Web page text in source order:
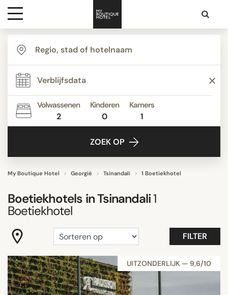
Bestemmingen
Hoteltypes
Contact
Volwassenen
2
Kinderen
0
Kamers
1
ZOEK OP
My Boutique Hotel Georgië Tsinandali 1 Boetiekhotel
Boetiekhotels inTsinandali1
Boetiekhotel
FILTER
UITZONDERLIJK — 9,6/10